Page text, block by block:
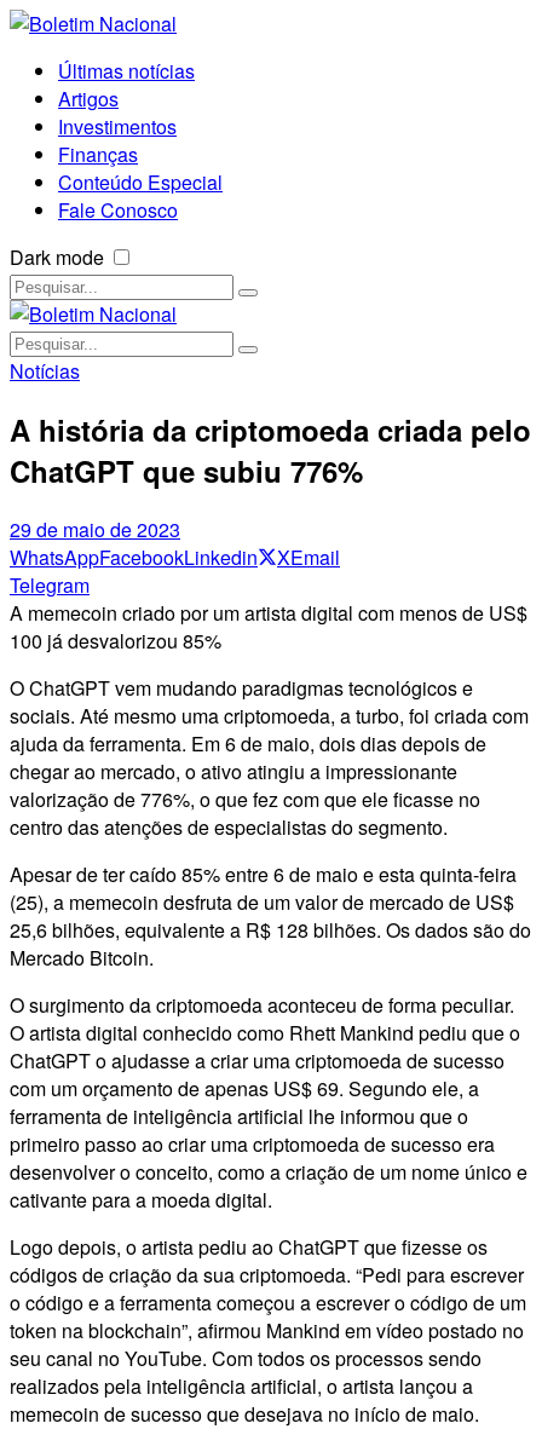
Últimas notícias
Artigos
Investimentos
Finanças
Conteúdo Especial
Fale Conosco
Dark mode
Notícias
A história da criptomoeda criada pelo
ChatGPT que subiu 776%
29 de maio de 2023
WhatsAppFacebookLinkedin XEmail
Telegram
A memecoin criado por um artista digital com menos de US$
100 já desvalorizou 85%
O ChatGPT vem mudando paradigmas tecnológicos e
sociais. Até mesmo uma criptomoeda, a turbo, foi criada com
ajuda da ferramenta. Em 6 de maio, dois dias depois de
chegar ao mercado, o ativo atingiu a impressionante
valorização de 776%, o que fez com que ele ficasse no
centro das atenções de especialistas do segmento.
Apesar de ter caído 85% entre 6 de maio e esta quinta-feira
(25), a memecoin desfruta de um valor de mercado de US$
25,6 bilhões, equivalente a R$ 128 bilhões. Os dados são do
Mercado Bitcoin.
O surgimento da criptomoeda aconteceu de forma peculiar.
O artista digital conhecido como Rhett Mankind pediu que o
ChatGPT o ajudasse a criar uma criptomoeda de sucesso
com um orçamento de apenas US$ 69. Segundo ele, a
ferramenta de inteligência artificial lhe informou que o
primeiro passo ao criar uma criptomoeda de sucesso era
desenvolver o conceito, como a criação de um nome único e
cativante para a moeda digital.
Logo depois, o artista pediu ao ChatGPT que fizesse os
códigos de criação da sua criptomoeda. “Pedi para escrever
o código e a ferramenta começou a escrever o código de um
token na blockchain”, afirmou Mankind em vídeo postado no
seu canal no YouTube. Com todos os processos sendo
realizados pela inteligência artificial, o artista lançou a
memecoin de sucesso que desejava no início de maio.